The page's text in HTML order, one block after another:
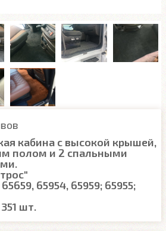
кабина с высокой крышей,
полом и 2 спальными
65954, 65959; 65955;
351 шт.